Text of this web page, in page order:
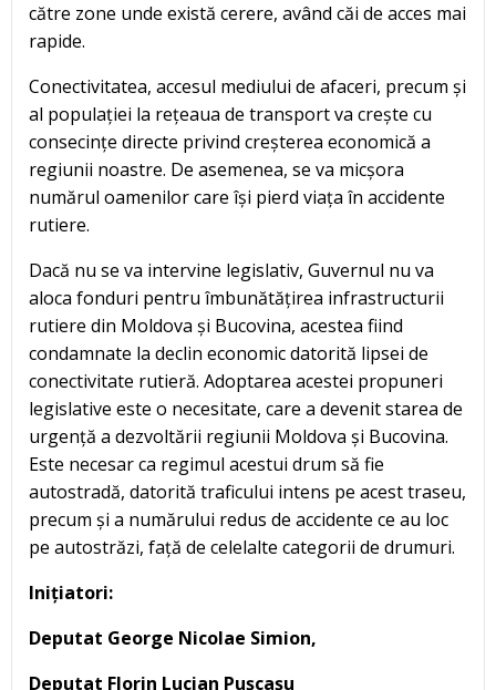
către zone unde există cerere, având căi de acces mai
rapide.
Conectivitatea, accesul mediului de afaceri, precum și
al populației la rețeaua de transport va crește cu
consecințe directe privind creșterea economică a
regiunii noastre. De asemenea, se va micșora
numărul oamenilor care își pierd viața în accidente
rutiere.
Dacă nu se va intervine legislativ, Guvernul nu va
aloca fonduri pentru îmbunătățirea infrastructurii
rutiere din Moldova și Bucovina, acestea fiind
condamnate la declin economic datorită lipsei de
conectivitate rutieră. Adoptarea acestei propuneri
legislative este o necesitate, care a devenit starea de
urgență a dezvoltării regiunii Moldova și Bucovina.
Este necesar ca regimul acestui drum să fie
autostradă, datorită traficului intens pe acest traseu,
precum și a numărului redus de accidente ce au loc
pe autostrăzi, față de celelalte categorii de drumuri.
Inițiatori:
Deputat George Nicolae Simion,
Deputat Florin Lucian Pușcașu